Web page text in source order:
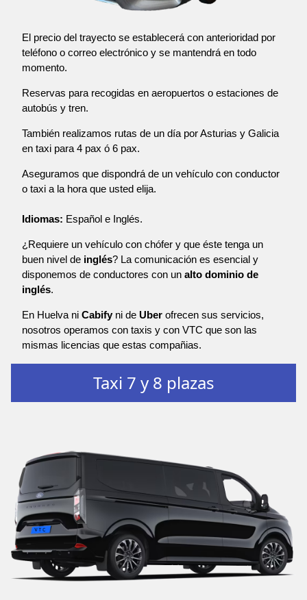
El precio del trayecto se establecerá con anterioridad por
teléfono o correo electrónico y se mantendrá en todo
momento.
Reservas para recogidas en aeropuertos o estaciones de
autobús y tren.
También realizamos rutas de un día por Asturias y Galicia
en taxi para 4 pax ó 6 pax.
Aseguramos que dispondrá de un vehículo con conductor
o taxi a la hora que usted elija.
Idiomas: Español e Inglés.
¿Requiere un vehículo con chófer y que éste tenga un
buen nivel de inglés? La comunicación es esencial y
disponemos de conductores con un alto dominio de
inglés.
En Huelva ni Cabify ni de Uber ofrecen sus servicios,
nosotros operamos con taxis y con VTC que son las
mismas licencias que estas compañias.
Taxi 7 y 8 plazas